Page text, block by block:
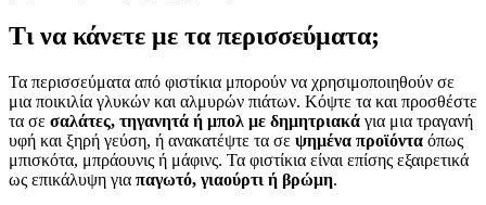
Τι να κάνετε με τα περισσεύματα;
Τα περισσεύματα από φιστίκια μπορούν να χρησιμοποιηθούν σε
μια ποικιλία γλυκών και αλμυρών πιάτων. Κόψτε τα και προσθέστε
τα σε σαλάτες, τηγανητά ή μπολ με δημητριακά για μια τραγανή
υφή και ξηρή γεύση, ή ανακατέψτε τα σε ψημένα προϊόντα όπως
μπισκότα, μπράουνις ή μάφινς. Τα φιστίκια είναι επίσης εξαιρετικά
ως επικάλυψη για παγωτό, γιαούρτι ή βρώμη.